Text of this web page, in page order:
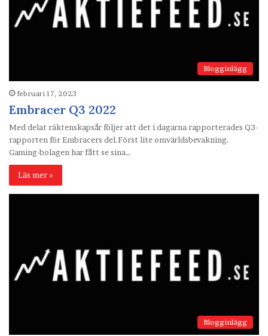
Blogginlägg
februari 17, 2023
Embracer Q3 2022
Med delat räktenskapsår följer att det i dagarna rapporterades Q3-
rapporten för Embracers del.Först lite omvärldsbevakning.
Gaming-bolagen har fått se sina…
Läs mer »
Blogginlägg